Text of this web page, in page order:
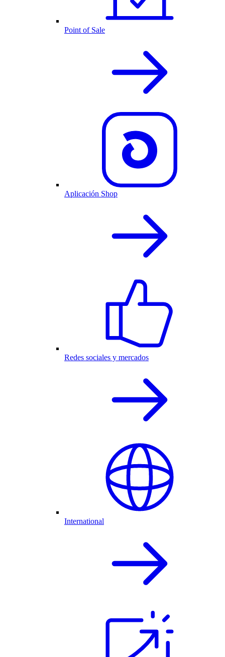
Point of Sale
Aplicación Shop
Redes sociales y mercados
International